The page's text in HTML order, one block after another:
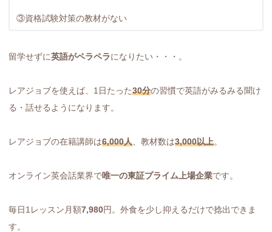
③資格試験対策の教材がない
留学せずに英語がペラペラになりたい・・・。
レアジョブを使えば、1日たった30分の習慣で英語がみるみる聞け
る・話せるようになります。
レアジョブの在籍講師は6,000人 、教材数は3,000以上。
オンライン英会話業界で唯一の東証プライム上場企業です。
毎日1レッスン月額7,980円。外食を少し抑えるだけで捻出できま
す。